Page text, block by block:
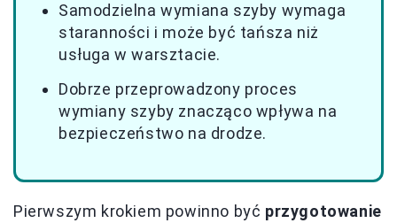
Samodzielna wymiana szyby wymaga
staranności i może być tańsza niż
usługa w warsztacie.
Dobrze przeprowadzony proces
wymiany szyby znacząco wpływa na
bezpieczeństwo na drodze.
Pierwszym krokiem powinno być przygotowanie